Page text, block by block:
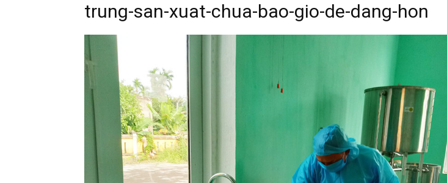
trung-san-xuat-chua-bao-gio-de-dang-hon